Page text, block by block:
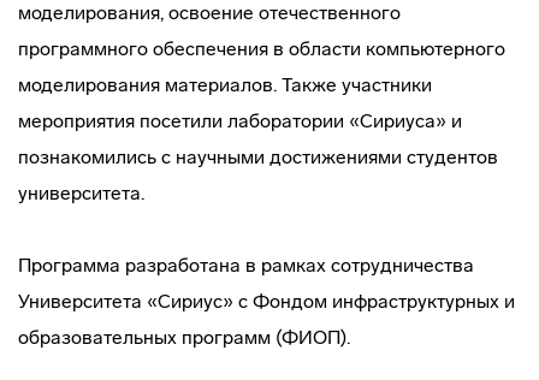
моделирования, освоение отечественного
программного обеспечения в области компьютерного
моделирования материалов. Также участники
мероприятия посетили лаборатории «Сириуса» и
познакомились с научными достижениями студентов
университета.
Программа разработана в рамках сотрудничества
Университета «Сириус» с Фондом инфраструктурных и
образовательных программ (ФИОП).